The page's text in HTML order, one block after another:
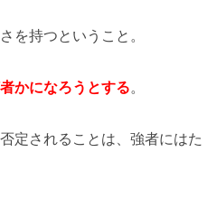
を持つということ。
かになろうとする。
定されることは、強者にはた